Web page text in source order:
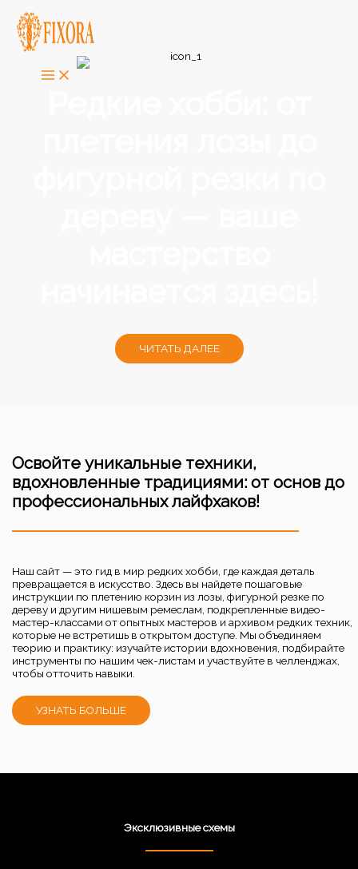
Перейти
содержимому
ЧИТАТЬ ДАЛЕЕ
Освойте уникальные техники,
вдохновленные традициями: от основ до
профессиональных лайфхаков!
Наш сайт — это гид в мир редких хобби, где каждая деталь
превращается в искусство. Здесь вы найдете пошаговые
инструкции по плетению корзин из лозы, фигурной резке по
дереву и другим нишевым ремеслам, подкрепленные видео-
мастер-классами от опытных мастеров и архивом редких техник,
которые не встретишь в открытом доступе. Мы объединяем
теорию и практику: изучайте истории вдохновения, подбирайте
инструменты по нашим чек-листам и участвуйте в челленджах,
чтобы отточить навыки.
УЗНАТЬ БОЛЬШЕ
Эксклюзивные схемы